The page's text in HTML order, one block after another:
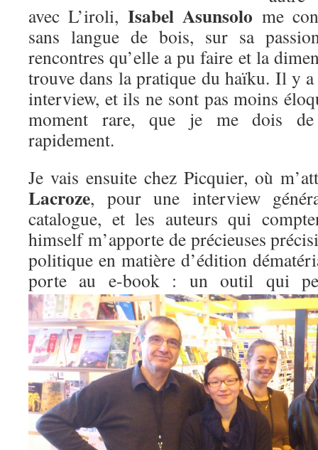
avec L’iroli, Isabel Asunsolo me
sans langue de bois, sur sa
rencontres qu’elle a pu faire et la
trouve dans la pratique du haïku. Il y a
interview, et ils ne sont pas moins
moment rare, que je me dois
rapidement.
Je vais ensuite chez Picquier, où
Lacroze, pour une interview
catalogue, et les auteurs qui
himself m’apporte de précieuses
politique en matière d’édition
porte au e-book : un outil qui